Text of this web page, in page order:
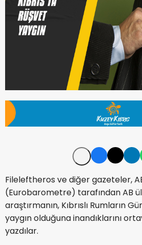
Fileleftheros ve diğer gazeteler,
(Eurobarometre) tarafından AB
araştırmanın, Kıbrıslı Rumların
yaygın olduğuna inandıklarını
yazdılar.